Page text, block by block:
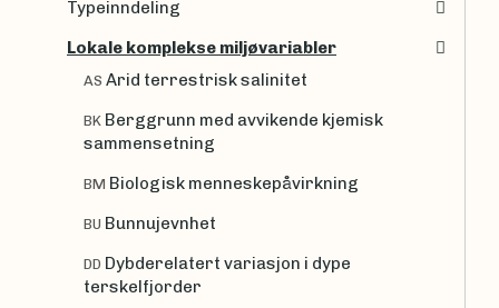
Typeinndeling
Lokale komplekse miljøvariabler
AS Arid terrestrisk salinitet
BK Berggrunn med avvikende kjemisk
sammensetning
BM Biologisk menneskepåvirkning
BU Bunnujevnhet
DD Dybderelatert variasjon i dype
terskelfjorder